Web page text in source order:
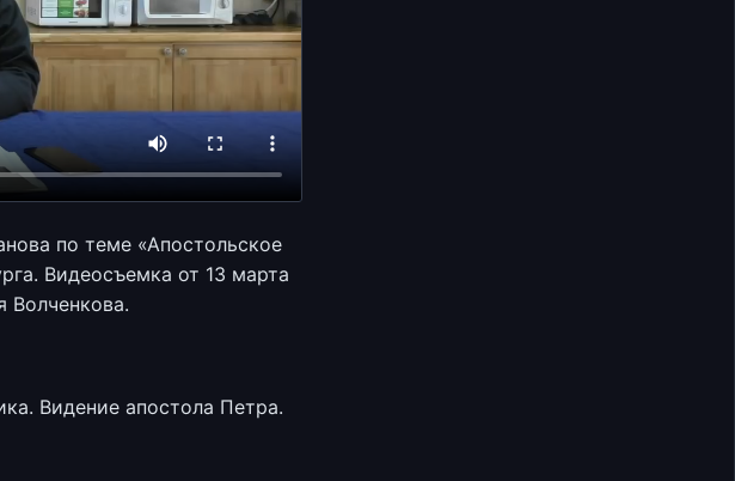
по теме «Апостольское
Видеосъемка от 13 марта
Волченкова.
Видение апостола Петра.